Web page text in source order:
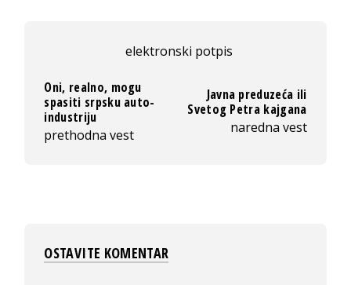
elektronski potpis
Oni, realno, mogu
spasiti srpsku auto-
industriju
prethodna vest
Javna preduzeća ili
Svetog Petra kajgana
naredna vest
OSTAVITE KOMENTAR